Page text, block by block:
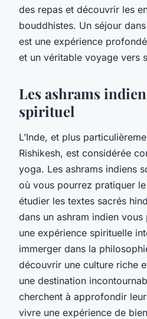
des repas et découvrir les
bouddhistes. Un séjour
est une expérience
et un véritable voyage vers
Les ashrams
spirituel
L’Inde, et plus
Rishikesh, est considérée
yoga. Les ashrams indiens
où vous pourrez pratiquer
étudier les textes sacrés
dans un ashram indien
une expérience spirituelle
immerger dans la
découvrir une culture riche
une destination
cherchent à approfondir
vivre une expérience de